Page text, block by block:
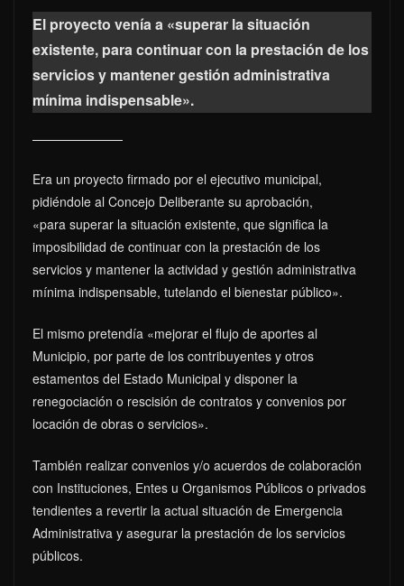
El proyecto venía a «superar la situación
existente, para continuar con la prestación de los
servicios y mantener gestión administrativa
mínima indispensable».
Era un proyecto firmado por el ejecutivo municipal,
pidiéndole al Concejo Deliberante su aprobación,
«para superar la situación existente, que significa la
imposibilidad de continuar con la prestación de los
servicios y mantener la actividad y gestión administrativa
mínima indispensable, tutelando el bienestar público».
El mismo pretendía «mejorar el flujo de aportes al
Municipio, por parte de los contribuyentes y otros
estamentos del Estado Municipal y disponer la
renegociación o rescisión de contratos y convenios por
locación de obras o servicios».
También realizar convenios y/o acuerdos de colaboración
con Instituciones, Entes u Organismos Públicos o privados
tendientes a revertir la actual situación de Emergencia
Administrativa y asegurar la prestación de los servicios
públicos.